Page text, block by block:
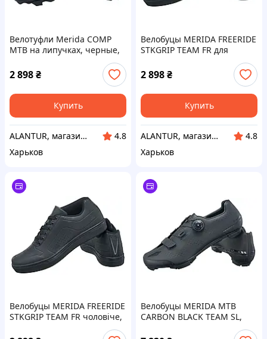
Велотуфли Merida COMP
MTB на липучках, черные,
мужские
2 898₴
Купить
ALANTUR, магазин туристичного спорядження та велосипедів
4.8
Харьков
Велобуцы MERIDA FREERIDE
STKGRIP TEAM FR для
високий контроль і
сцепление
2 898₴
Купить
ALANTUR, магазин туристичного спорядження та велосипедів
4.8
Харьков
Велобуцы MERIDA FREERIDE
STKGRIP TEAM FR чоловіче,
Велобуцы MERIDA MTB
CARBON BLACK TEAM SL,